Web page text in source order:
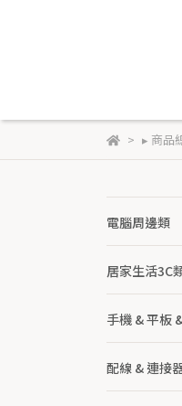
▸ 商品
電腦周邊類
居家生活3C
手機 & 平板
配線 & 連接